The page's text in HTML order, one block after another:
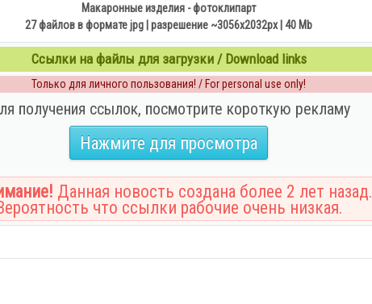
Макаронные изделия - фотоклипарт
27 файлов в формате jpg | разрешение ~3056x2032px | 40 Mb
Ссылки на файлы для загрузки / Download links
Только для личного пользования! / For personal use only!
получения ссылок, посмотрите короткую рекламу
Нажмите для просмотра
Данная новость создана более 2 лет назад.
что ссылки рабочие очень низкая.